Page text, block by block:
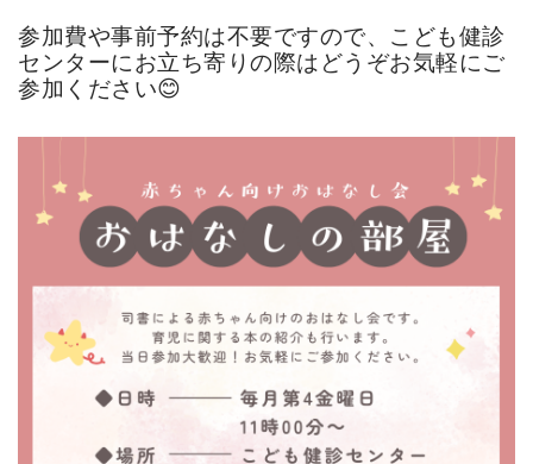
参加費や事前予約は不要ですので、こども健診
センターにお立ち寄りの際はどうぞお気軽にご
参加ください😊